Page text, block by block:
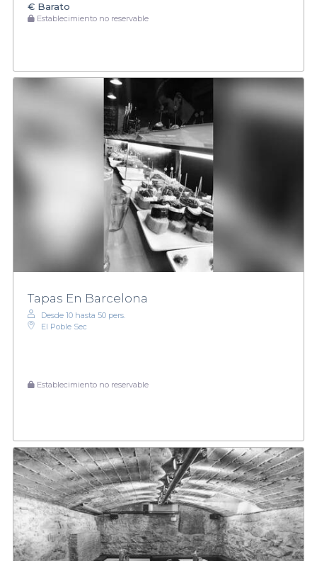
€ Barato
Establecimiento no reservable
Tapas En Barcelona
Desde 10 hasta 50 pers.
El Poble Sec
Establecimiento no reservable